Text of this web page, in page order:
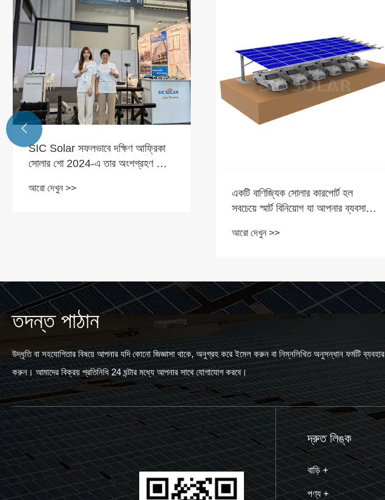
SIC Solar সফলভাবে দক্ষিণ আফ্রিকা
সোলার শো 2024-এ তার অংশগ্রহণ শেষ
আরো দেখুন >>
একটি বাণিজ্যিক সোলার কারপোর্ট হল
সবচেয়ে স্মার্ট বিনিয়োগ যা আপনার ব্যবসা
আরো দেখুন >>

তদন্ত পাঠান
উদ্ধৃতি বা সহযোগিতার বিষয়ে আপনার যদি কোনো জিজ্ঞাসা থাকে, অনুগ্রহ করে ইমেল করুন বা নিম্নলিখিত অনুসন্ধান ফর্মটি ব্যবহার
করুন। আমাদের বিক্রয় প্রতিনিধি 24 ঘন্টার মধ্যে আপনার সাথে যোগাযোগ করবে।
দ্রুত লিঙ্ক
বাড়ি +
পণ্য +